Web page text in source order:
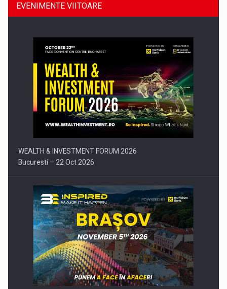
Comunicat de presa: Joburile part-time reincep sa intre pe…
EVENIMENTE VIITOARE
WEALTH & INVESTMENT FORUM 2026
Bucuresti – 22 Oct 2026